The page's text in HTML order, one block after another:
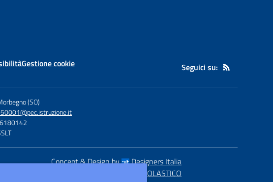
Gestione cookie Seguici su:
(SO)
Concept & Design by
Designers Italia
SCUOLASTICO